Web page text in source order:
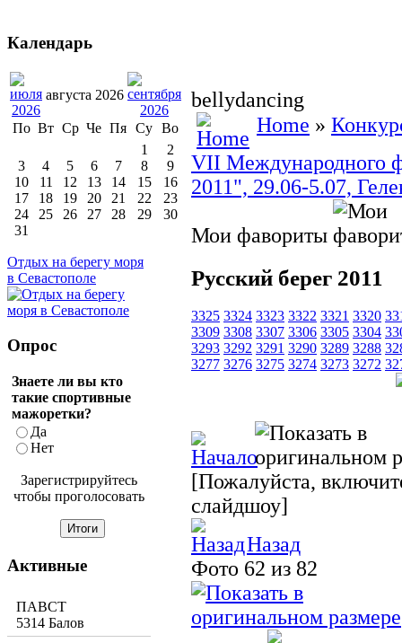
bellydancing
Home »
VII Международного
2011", 29.06-5.07,
Мои фавориты
Русский берег 2011
3325 3324 3323 3322 3321 3320
3309 3308 3307 3306 3305 3304
3293 3292 3291 3290 3289 3288
3277 3276 3275 3274 3273 3272
[Пожалуйста,
слайдшоу]
Назад
Фото 62 из 82
Календарь
августа 2026
По Вт Ср Че Пя Су Во
1
2
3
4 5 6 7 8
9
10
11 12 13 14 15
16
17
18 19 20 21 22
23
24
25 26 27 28 29
30
31
Отдых на берегу моря
в Севастополе
Опрос
Знаете ли вы кто
такие спортивные
мажоретки?
Да
Нет
Зарегистрируйтесь
чтобы проголосовать
Активные
ПАВСТ
5314 Балов